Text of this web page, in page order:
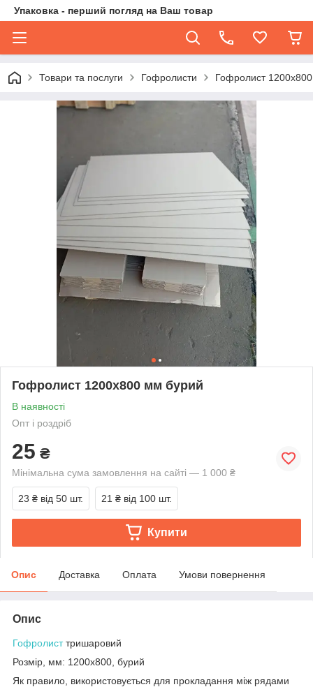
Упаковка - перший погляд на Ваш товар
Товари та послуги Гофролисти Гофролист
Гофролист 1200x800 мм бурий
В наявності
Опт і роздріб
25 ₴
Мінімальна сума замовлення на сайті — 1 000 ₴
23 ₴ від 50 шт. 21 ₴ від 100 шт.
Купити
Опис Доставка Оплата Умови повернення
Опис
Гофролисттришаровий
Розмір, мм: 1200x800, бурий
Як правило, використовується для прокладання між рядами